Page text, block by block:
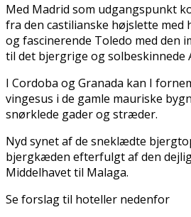
Med Madrid som udgangspunkt
fra den castilianske højslette med
og fascinerende Toledo med den
til det bjergrige og solbeskinnede
I Cordoba og Granada kan I
vingesus i de gamle mauriske
snørklede gader og stræder.
Nyd synet af de sneklædte
bjergkæden efterfulgt af den
Middelhavet til Malaga.
Se forslag til hoteller nedenfor